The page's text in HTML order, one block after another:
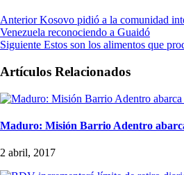
Anterior Kosovo pidió a la comunidad
Venezuela reconociendo a Guaidó
Siguiente Estos son los alimentos que
Artículos Relacionados
Maduro: Misión Barrio Adentro
2 abril, 2017